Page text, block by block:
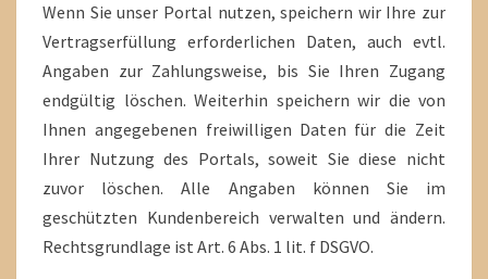
Wenn Sie unser Portal nutzen, speichern wir Ihre zur
Vertragserfüllung erforderlichen Daten, auch evtl.
Angaben zur Zahlungsweise, bis Sie Ihren Zugang
endgültig löschen. Weiterhin speichern wir die von
Ihnen angegebenen freiwilligen Daten für die Zeit
Ihrer Nutzung des Portals, soweit Sie diese nicht
zuvor löschen. Alle Angaben können Sie im
geschützten Kundenbereich verwalten und ändern.
Rechtsgrundlage ist Art. 6 Abs. 1 lit. f DSGVO.